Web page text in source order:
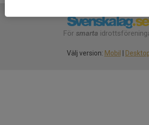
För smarta
Välj version: Mobil